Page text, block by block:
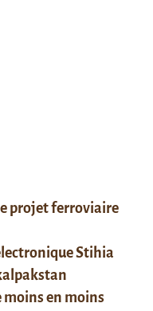
projet ferroviaire
Stihia
moins en moins